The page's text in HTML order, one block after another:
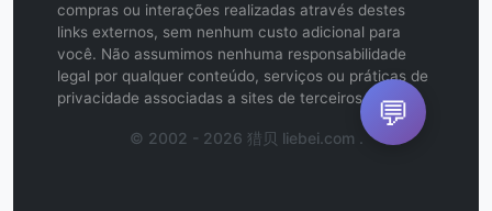
compras ou interações realizadas através destes
links externos, sem nenhum custo adicional para
você. Não assumimos nenhuma responsabilidade
legal por qualquer conteúdo, serviços ou práticas de
privacidade associadas a sites de terceiros.
© 2002 - 2026 猎贝 liebei.com .
💬